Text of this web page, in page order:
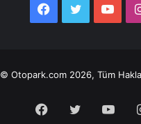
Facebook
Twitter
© Otopark.com 2026, Tüm
Facebook
Twitter